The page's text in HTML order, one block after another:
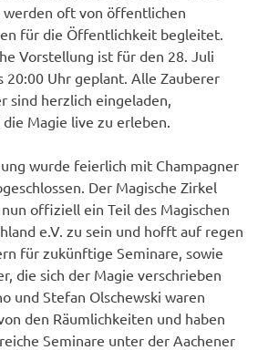
werden oft von öffentlichen
für die Öffentlichkeit begleitet.
Vorstellung ist für den 28. Juli
20:00 Uhr geplant. Alle Zauberer
sind herzlich eingeladen,
Magie live zu erleben.
wurde feierlich mit Champagner
Der Magische Zirkel
offiziell ein Teil des Magischen
e.V. zu sein und hofft auf regen
für zukünftige Seminare, sowie
die sich der Magie verschrieben
und Stefan Olschewski waren
den Räumlichkeiten und haben
Seminare unter der Aachener